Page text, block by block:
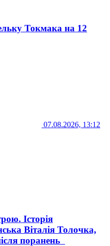
Токмака на 12
07.08.2026, 13:12
Історія
Віталія Толочка,
поранень